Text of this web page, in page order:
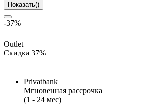
Показать()
-37%
Outlet
Скидка 37%
Privatbank
Мгновенная рассрочка
(1 - 24 мес)